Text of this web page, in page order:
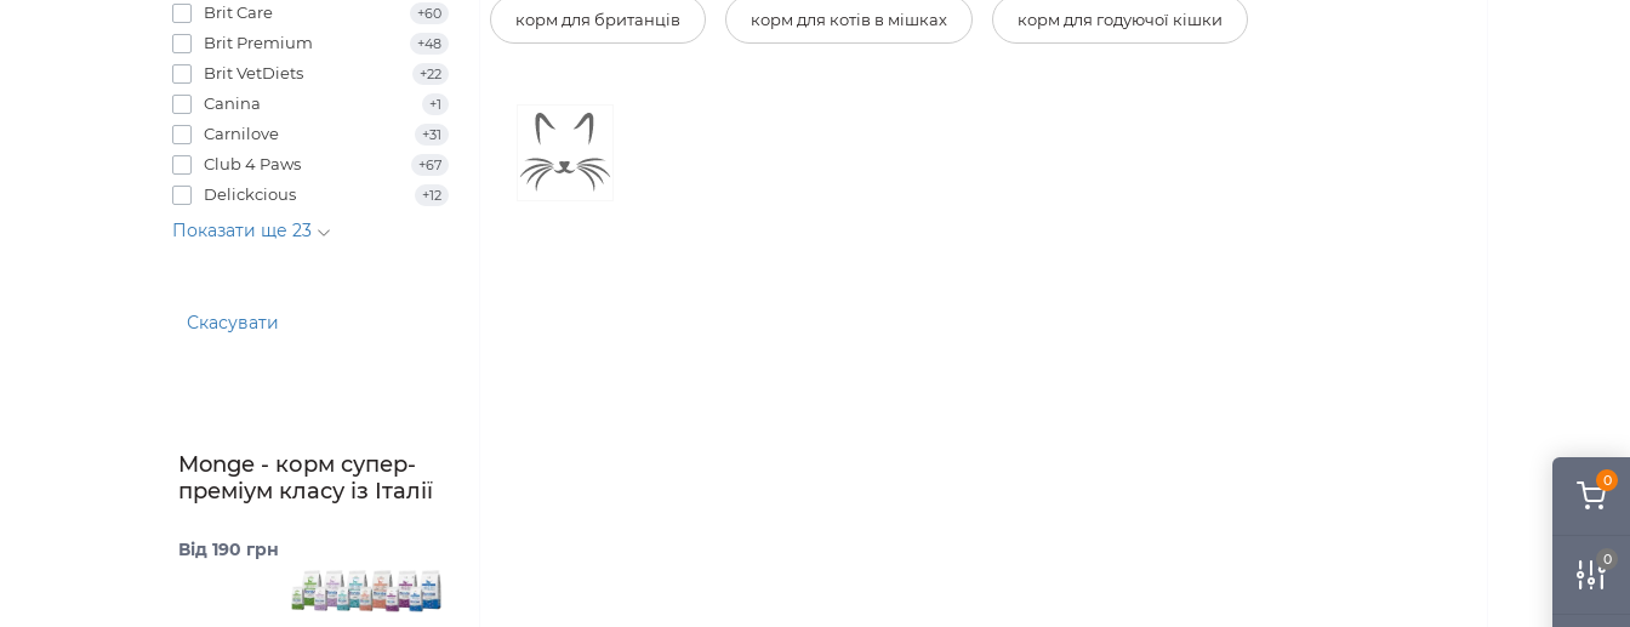
0
0
Brit Care +60
Brit Premium +48
Brit VetDiets +22
Canina +1
Carnilove +31
Club 4 Paws +67
Delickcious +12
Показати ще 23
Скасувати
Monge - корм супер-
преміум класу із Італії
Від 190 грн
корм для британців корм для котів в мішках корм для годуючої кішки